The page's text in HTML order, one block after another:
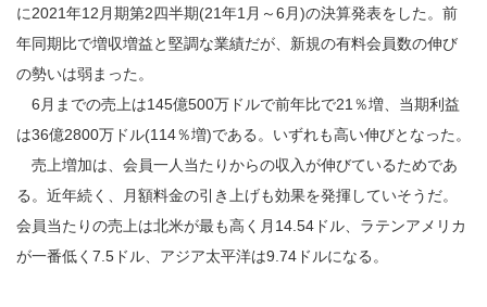
に2021年12月期第2四半期(21年1月～6月)の決算発表をした。前
年同期比で増収増益と堅調な業績だが、新規の有料会員数の伸び
の勢いは弱まった。
6月までの売上は145億500万ドルで前年比で21％増、当期利益
は36億2800万ドル(114％増)である。いずれも高い伸びとなった。
売上増加は、会員一人当たりからの収入が伸びているためであ
る。近年続く、月額料金の引き上げも効果を発揮していそうだ。
会員当たりの売上は北米が最も高く月14.54ドル、ラテンアメリカ
が一番低く7.5ドル、アジア太平洋は9.74ドルになる。